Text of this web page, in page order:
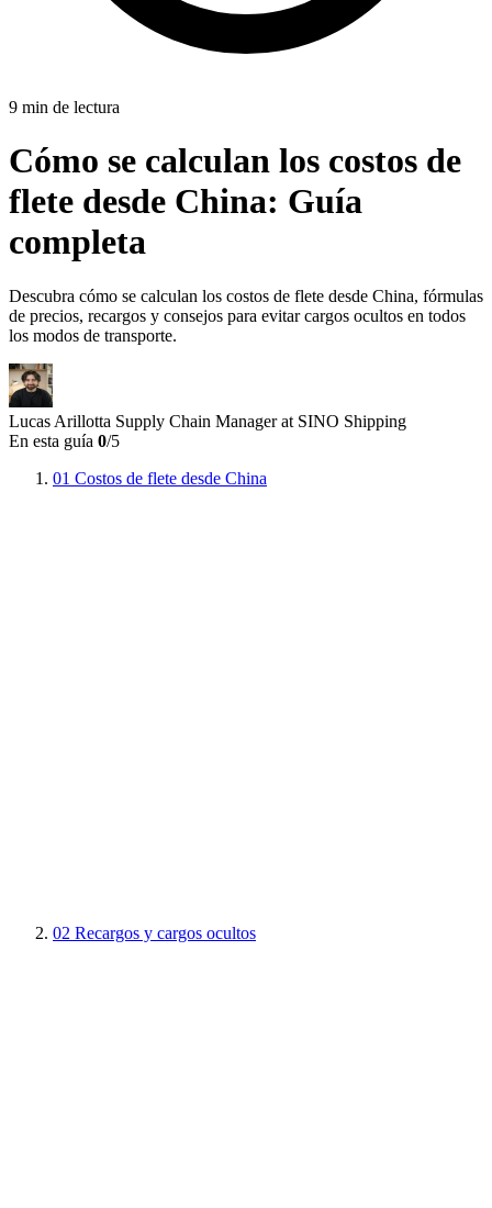
9 min de lectura
Cómo se calculan los costos de
flete desde China: Guía
completa
Descubra cómo se calculan los costos de flete desde China, fórmulas
de precios, recargos y consejos para evitar cargos ocultos en todos
los modos de transporte.
Lucas Arillotta Supply Chain Manager at SINO Shipping
En esta guía 0/5
01 Costos de flete desde China
02 Recargos y cargos ocultos